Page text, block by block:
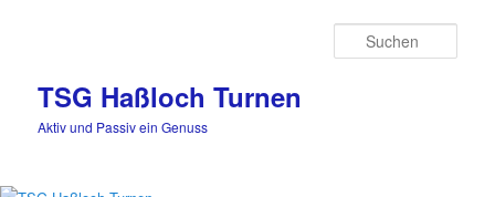
TSG Haßloch Turnen
Aktiv und Passiv ein Genuss